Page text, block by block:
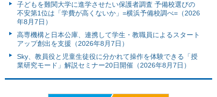
子どもを難関大学に進学させたい保護者調査 予備校選びの
不安第1位は「学費が高くないか」=横浜予備校調べ=（2026
年8月7日）
高専機構と日本公庫、連携して学生・教職員によるスタート
アップ創出を支援（2026年8月7日）
Sky、教員役と児童生徒役に分かれて操作を体験できる「授
業研究モード」解説セミナー20日開催（2026年8月7日）